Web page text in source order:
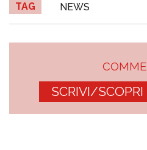
TAG NEWS
SCRIVI/